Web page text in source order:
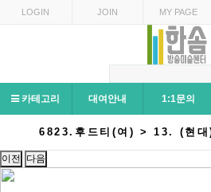
LOGIN JOIN MY PAGE
카테고리 대여안내 1:1문의
6823.후드티(여) > 13. (현대
이전 다음